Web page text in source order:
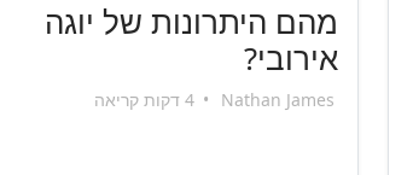
מהם היתרונות של יוגה
אירובי?
Nathan James
•